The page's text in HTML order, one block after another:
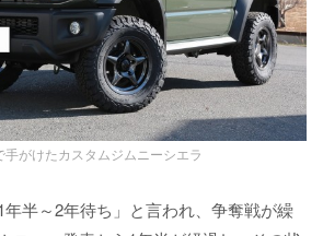
手がけたカスタムジムニーシエラ
半～2年待ち」と言われ、争奪戦が繰